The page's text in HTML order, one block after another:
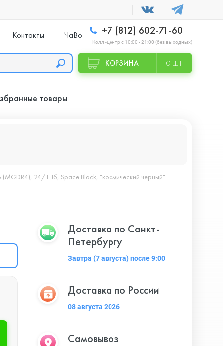
Контакты ЧаВо +7 (812) 602-71-60
Колл -центр с 10:00 - 21:00 (без выходных)
КОРЗИНА 0 ШТ
товары
(MGDR4), 24/1 Тб, Space Black, "космический черный"
Доставка по Санкт-
Петербургу
Завтра (7 августа) после 9:00
Доставка по России
08 августа 2026
Самовывоз